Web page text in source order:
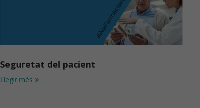
Seguretat del pacient
Llegir més